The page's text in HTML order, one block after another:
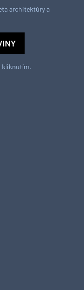
architektúry a
kliknutím.